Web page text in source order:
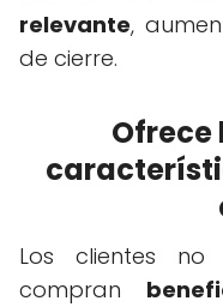
relevante,
de cierre.
Ofrece
Los clientes no
compran